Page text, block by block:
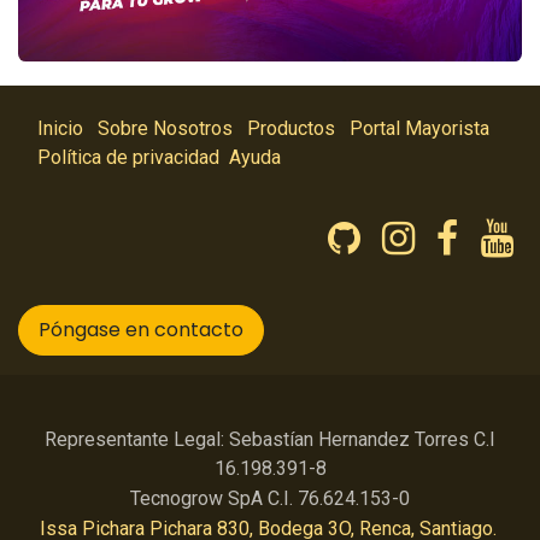
Inicio Sobre Nosotros Productos
Portal Mayorista
Política de privacidad Ayuda
Póngase en contacto
Representante Legal: Sebastían Hernandez Torres C.I
16.198.391-8
Tecnogrow SpA C.I. 76.624.153-0
Issa Pichara Pichara 830, Bodega 3O, Renca, Santiago.